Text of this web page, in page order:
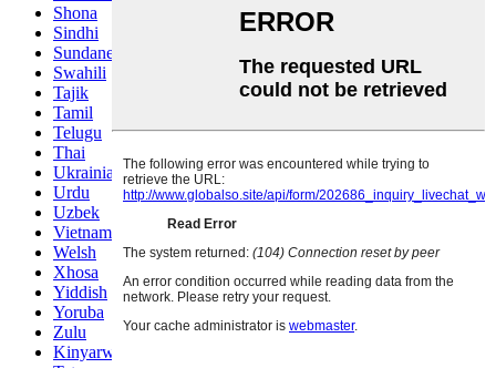
Shona
Sindhi
Sundanese
Swahili
Tajik
Tamil
Telugu
Thai
Ukrainian
Urdu
Uzbek
Vietnamese
Welsh
Xhosa
Yiddish
Yoruba
Zulu
Kinyarwanda